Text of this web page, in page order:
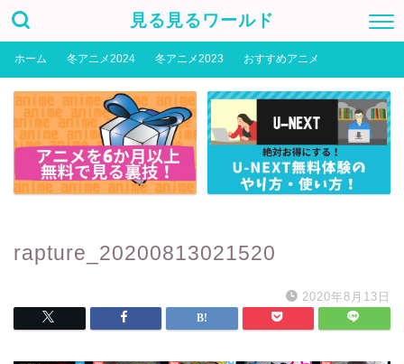
見る見るワールド
ホーム 冬アニメ2024 冬アニメ2023 おすすめアニメ
rapture_20200813021520
2020年8月13日